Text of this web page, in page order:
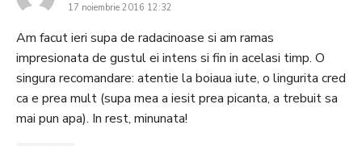
17 noiembrie 2016 12:32
Am facut ieri supa de radacinoase si am ramas
impresionata de gustul ei intens si fin in acelasi timp. O
singura recomandare: atentie la boiaua iute, o lingurita cred
ca e prea mult (supa mea a iesit prea picanta, a trebuit sa
mai pun apa). In rest, minunata!